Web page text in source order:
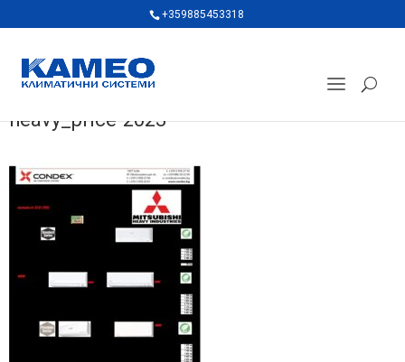
+359885453318
heavy_price-2023